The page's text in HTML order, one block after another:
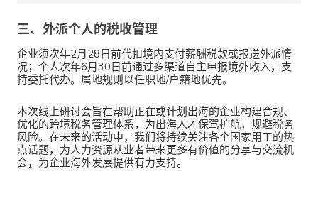
三、 外派个人的税收管理
企业须次年2月28日前代扣境内支付薪酬税款或报送外派情
况；个人次年6月30日前通过多渠道自主申报境外收入，支
持委托代办。属地规则以任职地/户籍地优先。
本次线上研讨会旨在帮助正在或计划出海的企业构建合规、
优化的跨境税务管理体系，为出海人才保驾护航，规避税务
风险。在未来的活动中，我们将持续关注各个国家用工的热
点话题，为人力资源从业者带来更多有价值的分享与交流机
会，为企业海外发展提供有力支持。